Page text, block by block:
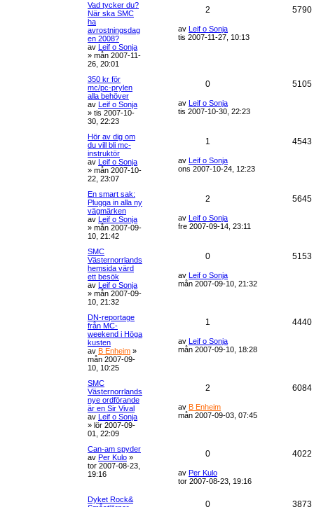
Vad tycker du?
När ska SMC
ha
avrostningsdag
en 2008?
av Leif o Sonja
» mån 2007-11-
26, 20:01
2 5790
av Leif o Sonja
tis 2007-11-27, 10:13
350 kr för
mc/pc-prylen
alla behöver
av Leif o Sonja
» tis 2007-10-
30, 22:23
0 5105
av Leif o Sonja
tis 2007-10-30, 22:23
Hör av dig om
du vill bli mc-
instruktör
av Leif o Sonja
» mån 2007-10-
22, 23:07
1 4543
av Leif o Sonja
ons 2007-10-24, 12:23
En smart sak:
Plugga in alla ny
vägmärken
av Leif o Sonja
» mån 2007-09-
10, 21:42
2 5645
av Leif o Sonja
fre 2007-09-14, 23:11
SMC
Västernorrlands
hemsida värd
ett besök
av Leif o Sonja
» mån 2007-09-
10, 21:32
0 5153
av Leif o Sonja
mån 2007-09-10, 21:32
DN-reportage
från MC-
weekend i Höga
kusten
av B Enheim »
mån 2007-09-
10, 10:25
1 4440
av Leif o Sonja
mån 2007-09-10, 18:28
SMC
Västernorrlands
nye ordförande
är en Sir Vival
av Leif o Sonja
» lör 2007-09-
01, 22:09
2 6084
av B Enheim
mån 2007-09-03, 07:45
Can-am spyder
av Per Kulo »
tor 2007-08-23,
19:16
0 4022
av Per Kulo
tor 2007-08-23, 19:16
Dyket Rock&
0 3873